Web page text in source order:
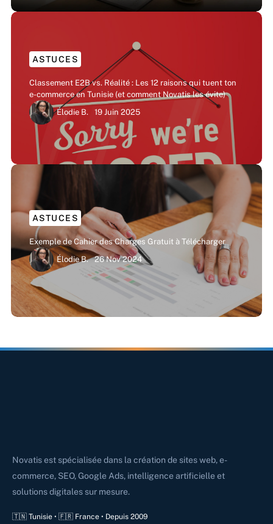
ASTUCES
Classement E2B vs. Réalité : Les 12 raisons qui tuent ton
e-commerce en Tunisie (et comment Novatis les évite)
Élodie B.
19 Juin 2025
ASTUCES
Exemple de Cahier des Charges Gratuit à Télécharger
Élodie B.
26 Nov 2024
Novatis est spécialisée dans la création de sites web, e-
commerce, SEO, Google Ads, intelligence artificielle et
solutions digitales sur mesure.
🇹🇳 Tunisie • 🇫🇷 France • Depuis 2009